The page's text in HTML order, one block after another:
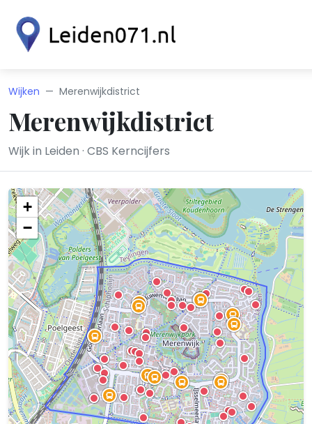
Wijken Merenwijkdistrict
Merenwijkdistrict
Wijk in Leiden · CBS Kerncijfers
+
−